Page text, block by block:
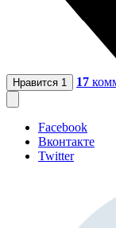
Нравится 1 17
Facebook
Вконтакте
Twitter